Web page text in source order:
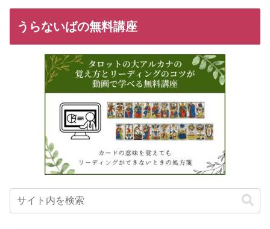
うらないばの無料講座